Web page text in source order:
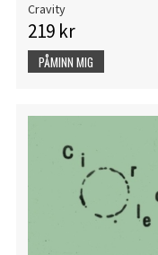
Cravity
219 kr
PÅMINN MIG